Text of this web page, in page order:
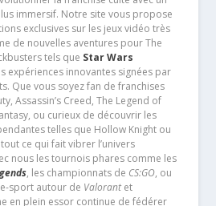
immersif. Notre site vous propose
exclusives sur les jeux vidéo très
de nouvelles aventures pour The
tels que Star Wars
expériences innovantes signées par
Que vous soyez fan de franchises
Assassin’s Creed, The Legend of
ou curieux de découvrir les
telles que Hollow Knight ou
ce qui fait vibrer l’univers
nous les tournois phares comme les
, les championnats de CS:GO, ou
sport autour de Valorantet
en plein essor continue de fédérer